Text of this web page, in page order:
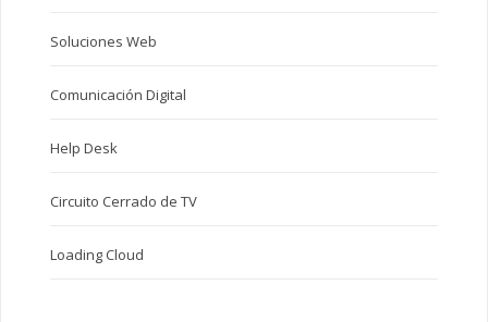
Soluciones Web
Comunicación Digital
Help Desk
Circuito Cerrado de TV
Loading Cloud